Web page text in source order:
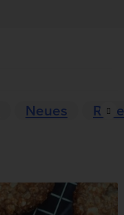
Neues